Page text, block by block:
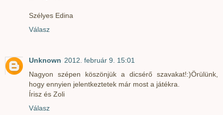
Szélyes Edina
Válasz
Unknown 2012. február 9. 15:01
Nagyon szépen köszönjük a dicsérő szavakat!:)Örülünk,
hogy ennyien jelentkeztetek már most a játékra.
Írisz és Zoli
Válasz